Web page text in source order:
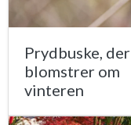
Prydbuske, der
blomstrer om
vinteren